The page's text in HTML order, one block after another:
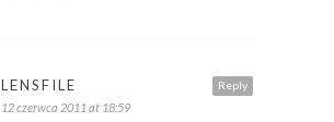
Reply
LENSFILE
12 czerwca 2011 at 18:59